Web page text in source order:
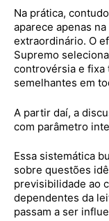
Na prática,
aparece apenas
extraordinário. O
Supremo
controvérsia e fixa
semelhantes em
A partir daí, a
com parâmetro
Essa sistemática
sobre questões
previsibilidade ao
dependentes da
passam a ser